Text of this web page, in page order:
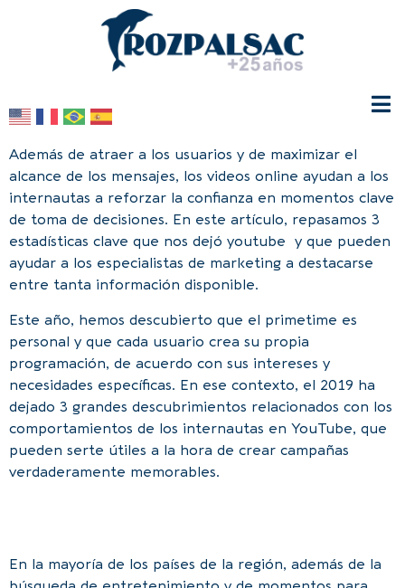
Además de atraer a los usuarios y de maximizar el
alcance de los mensajes, los videos online ayudan a los
internautas a reforzar la confianza en momentos clave
de toma de decisiones. En este artículo, repasamos 3
estadísticas clave que nos dejó youtube y que pueden
ayudar a los especialistas de marketing a destacarse
entre tanta información disponible.
Este año, hemos descubierto que el primetime es
personal y que cada usuario crea su propia
programación, de acuerdo con sus intereses y
necesidades específicas. En ese contexto, el 2019 ha
dejado 3 grandes descubrimientos relacionados con los
comportamientos de los internautas en YouTube, que
pueden serte útiles a la hora de crear campañas
verdaderamente memorables.
En la mayoría de los países de la región, además de la